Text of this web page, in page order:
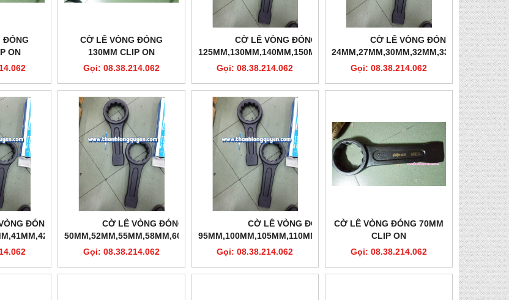
ĐÓNG
ON
CỜ LÊ VÒNG ĐÓNG
130MM CLIP ON
Gọi: 08.38.214.062
CỜ LÊ VÒNG ĐÓNG
125MM,130MM,140MM,150MM,160MM
CLIP ON
Gọi: 08.38.214.062
CỜ LÊ VÒNG ĐÓNG
24MM,27MM,30MM,32MM,33MM,34MM
CLIP-ON
Gọi: 08.38.214.062
ĐÓNG
ON
CỜ LÊ VÒNG ĐÓNG
50MM,52MM,55MM,58MM,60MM,63MM
CLIP-ON
Gọi: 08.38.214.062
CỜ LÊ VÒNG ĐÓNG
95MM,100MM,105MM,110MM,115MM,120MM
CLIP ON
Gọi: 08.38.214.062
CỜ LÊ VÒNG ĐÓNG 70MM
CLIP ON
Gọi: 08.38.214.062